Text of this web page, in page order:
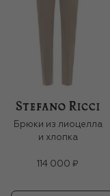
Брюки из лиоцелла
и хлопка
114 000 ₽